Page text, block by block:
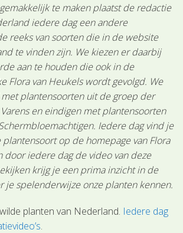
te maken plaatst de redactie
iedere dag een andere
reeks van soorten die in de website
te vinden zijn. We kiezen er daarbij
aan te houden die ook in de
Flora van Heukels wordt gevolgd. We
plantensoorten uit de groep der
en eindigen met plantensoorten
Iedere dag vind je
op de homepage van Flora
door iedere dag de video van deze
krijg je een prima inzicht in de
je spelenderwijze onze planten kennen.
planten van Nederland. Iedere dag
.